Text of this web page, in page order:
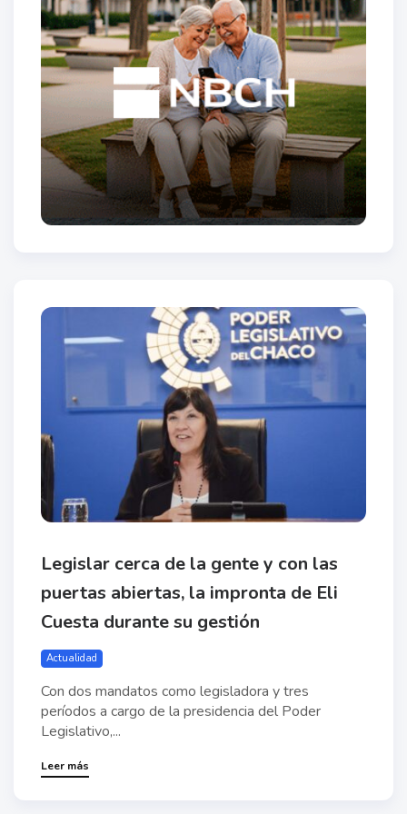
Legislar cerca de la gente y con las
puertas abiertas, la impronta de Eli
Cuesta durante su gestión
Actualidad
Con dos mandatos como legisladora y tres
períodos a cargo de la presidencia del Poder
Legislativo,...
Leer más